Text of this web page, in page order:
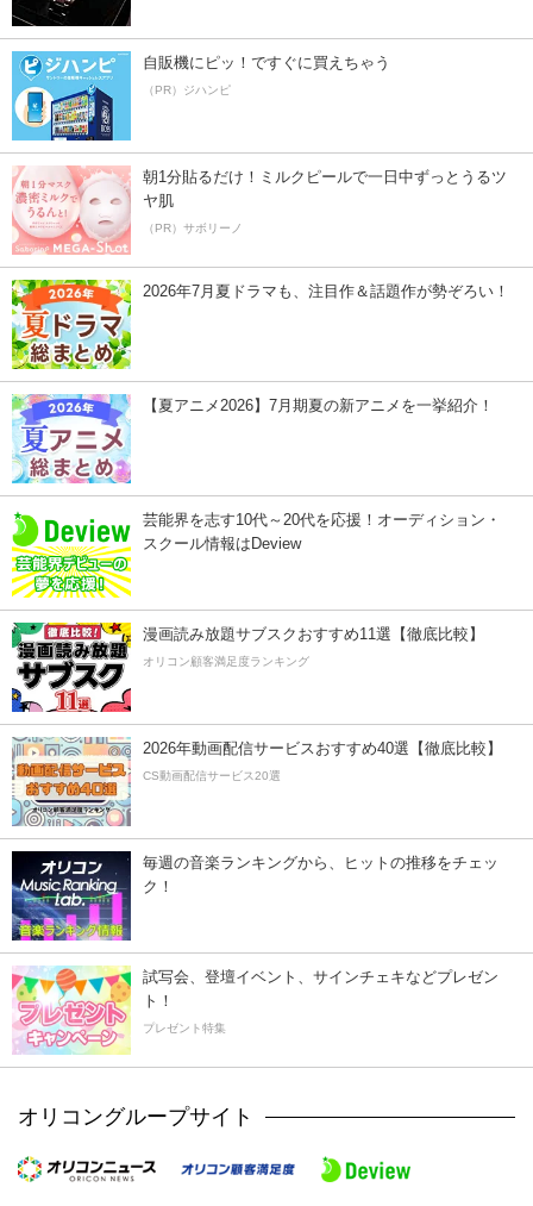
自販機にピッ！ですぐに買えちゃう
（PR）ジハンピ
朝1分貼るだけ！ミルクピールで一日中ずっとうるツ
ヤ肌
（PR）サボリーノ
2026年7月夏ドラマも、注目作＆話題作が勢ぞろい！
【夏アニメ2026】7月期夏の新アニメを一挙紹介！
芸能界を志す10代～20代を応援！オーディション・
スクール情報はDeview
漫画読み放題サブスクおすすめ11選【徹底比較】
オリコン顧客満足度ランキング
2026年動画配信サービスおすすめ40選【徹底比較】
CS動画配信サービス20選
毎週の音楽ランキングから、ヒットの推移をチェッ
ク！
試写会、登壇イベント、サインチェキなどプレゼン
ト！
プレゼント特集
オリコングループサイト